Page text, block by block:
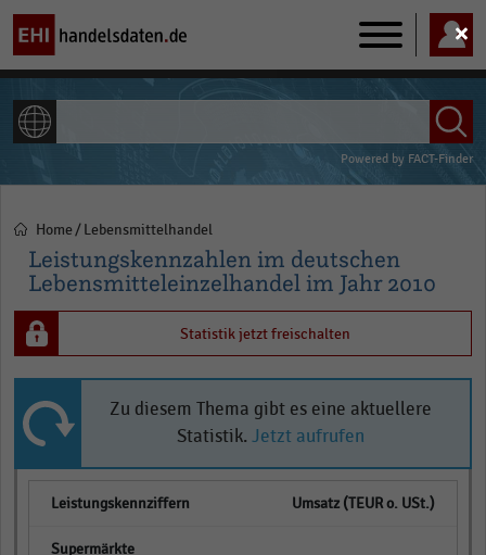
Main
navigation
Powered by FACT-Finder
Pfadnavigation
Home Lebensmittelhandel
Leistungskennzahlen im deutschen
Lebensmitteleinzelhandel im Jahr 2010
Statistik jetzt freischalten
Zu diesem Thema gibt es eine aktuellere
Statistik. Jetzt aufrufen
Umsatz (TEUR o. USt.)